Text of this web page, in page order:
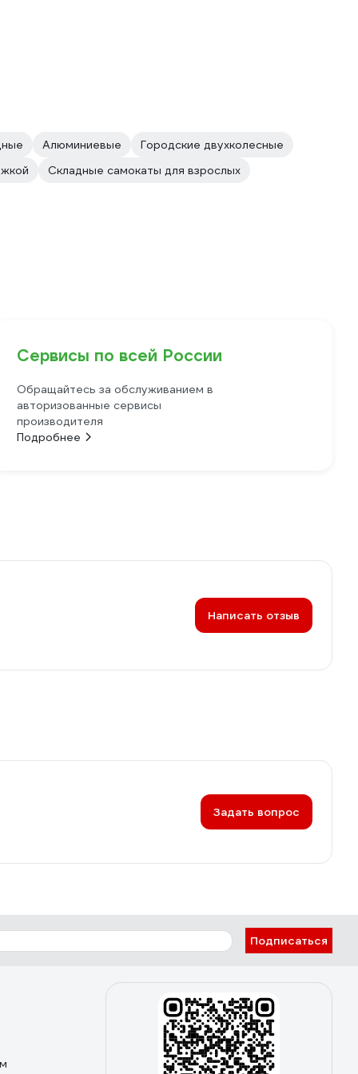
Алюминиевые
Городские двухколесные
Складные самокаты для взрослых
Сервисы по всей России
Обращайтесь за обслуживанием в
авторизованные сервисы
производителя
Подробнее
Написать отзыв
Задать вопрос
Подписаться